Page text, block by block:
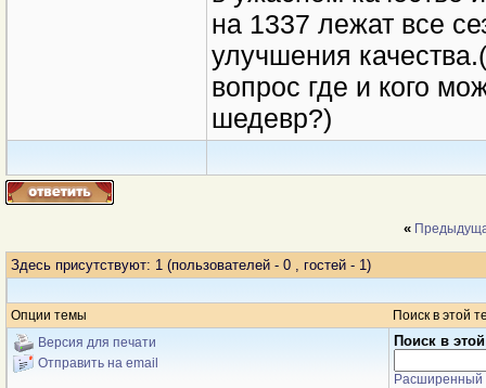
на 1337 лежат все
улучшения
вопрос где и кого
шедевр?)
«
Здесь присутствуют: 1 (пользователей - 0 , гостей - 1)
Опции темы
Поиск в этой
Версия для печати
Отправить на email
Поиск в
Расширенный